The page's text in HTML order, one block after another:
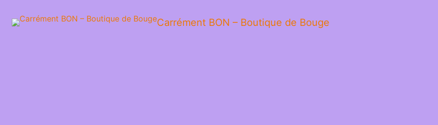
Carrément BON – Boutique de Bouge